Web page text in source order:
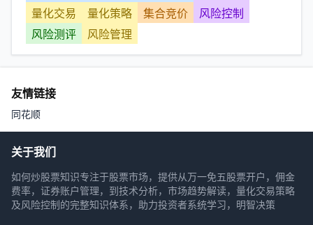
量化交易
量化策略 集合竞价
风险控制
风险测评
风险管理
友情链接
同花顺
关于我们
如何炒股票知识专注于股票市场，提供从万一免五股票开户，佣金
费率，证券账户管理，到技术分析，市场趋势解读，量化交易策略
及风险控制的完整知识体系，助力投资者系统学习，明智决策